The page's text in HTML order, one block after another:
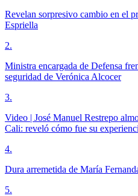
Revelan sorpresivo cambio en el
Espriella
2.
Ministra encargada de Defensa
seguridad de Verónica Alcocer
3.
Video | José Manuel Restrepo
Cali: reveló cómo fue su
4.
Dura arremetida de María
5.